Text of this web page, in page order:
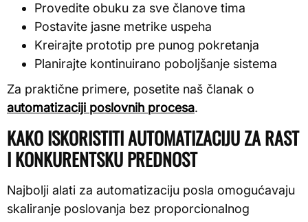
Provedite obuku za sve članove tima
Postavite jasne metrike uspeha
Kreirajte prototip pre punog pokretanja
Planirajte kontinuirano poboljšanje sistema
Za praktične primere, posetite naš članak o
automatizaciji poslovnih procesa.
KAKO ISKORISTITI AUTOMATIZACIJU ZA RAST
I KONKURENTSKU PREDNOST
Najbolji alati za automatizaciju posla omogućavaju
skaliranje poslovanja bez proporcionalnog